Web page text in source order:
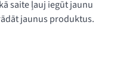
saite ļauj iegūt jaunu
jaunus produktus.